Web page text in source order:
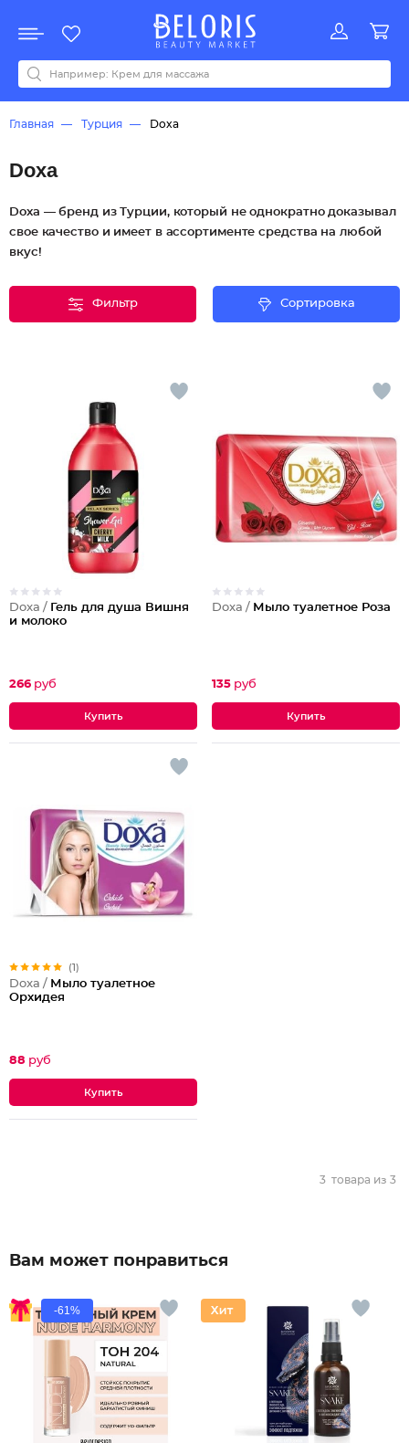
Акции
Все бренды
0-9ABCDEFGHIJKLMNOPQRSTUVWYZАБВДЗИМОКЛНПРСТУФ
Главная Турция Doxa
Doxa
Doxa — бренд из Турции, который не однократно доказывал
свое качество и имеет в ассортименте средства на любой
вкус!
Фильтр Сортировка
Doxa / Гель для душа Вишня
и молоко
266 руб
Doxa / Мыло туалетное Роза
135 руб
(1)
Doxa / Мыло туалетное
Орхидея
88 руб
3 товара из 3
Вам может понравиться
-61%